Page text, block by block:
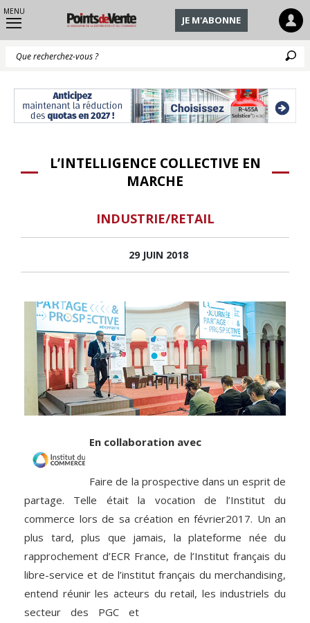
MENU
JE M'ABONNE
L’INTELLIGENCE COLLECTIVE EN
MARCHE
INDUSTRIE/RETAIL
29 JUIN 2018
En collaboration avec
Faire de la prospective dans un esprit de
partage. Telle était la vocation de l’Institut du
commerce lors de sa création en février2017. Un an
plus tard, plus que jamais, la plateforme née du
rapprochement d’ECR France, de l’Institut français du
libre-service et de l’institut français du merchandising,
entend réunir les acteurs duretail, les industriels du
secteur des PGC et